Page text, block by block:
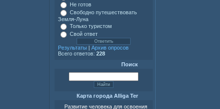
Не готов
Свободно путешествовать
Земля-Луна
Только туристом
Свой ответ
Результаты | Архив опросов
Всего ответов: 228
Поиск
Карта города Alliga Ter
Развитие человека для освоения